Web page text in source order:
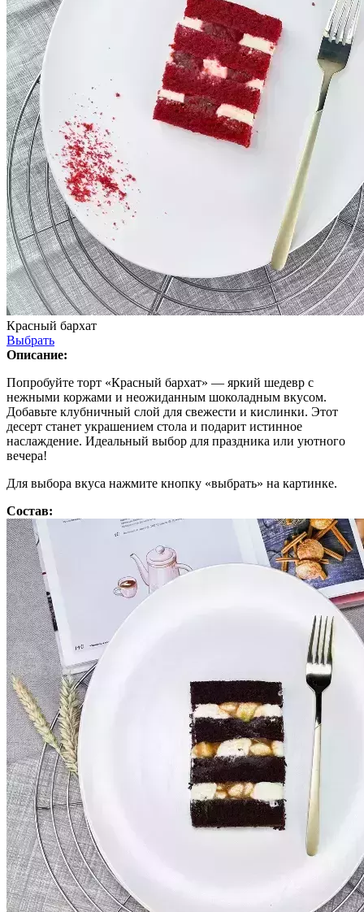
Красный бархат
Выбрать
Описание:
Попробуйте торт «Красный бархат» — яркий шедевр с
нежными коржами и неожиданным шоколадным вкусом.
Добавьте клубничный слой для свежести и кислинки. Этот
десерт станет украшением стола и подарит истинное
наслаждение. Идеальный выбор для праздника или уютного
вечера!
Для выбора вкуса нажмите кнопку «выбрать» на картинке.
Состав: